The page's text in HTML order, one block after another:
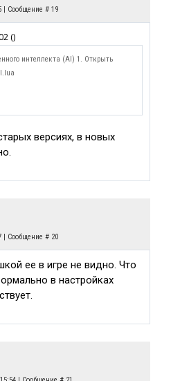
| Сообщение # 19
()
интеллекта (AI) 1. Открыть
версиях, в новых
| Сообщение # 20
ее в игре не видно. Что
в настройках